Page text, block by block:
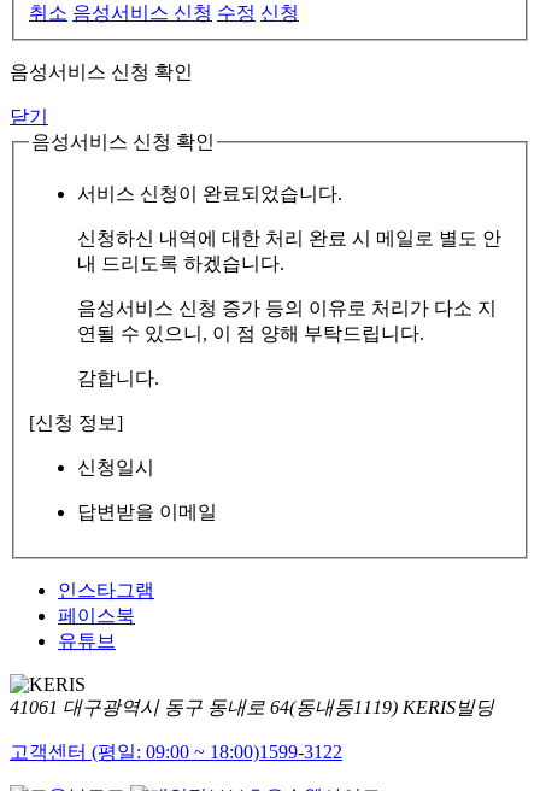
취소 음성서비스 신청 수정 신청
음성서비스 신청 확인
닫기
음성서비스 신청 확인
서비스 신청이 완료되었습니다.
신청하신 내역에 대한 처리 완료 시 메일로 별도 안
내 드리도록 하겠습니다.
음성서비스 신청 증가 등의 이유로 처리가 다소 지
연될 수 있으니, 이 점 양해 부탁드립니다.
감합니다.
[신청 정보]
신청일시
답변받을 이메일
인스타그램
페이스북
유튜브
41061 대구광역시 동구 동내로 64(동내동1119) KERIS빌딩
고객센터 (평일: 09:00 ~ 18:00)1599-3122